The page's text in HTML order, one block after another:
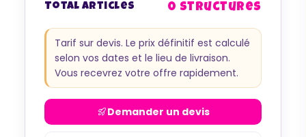
Total articles 0 structures
Tarif sur devis. Le prix définitif est calculé
selon vos dates et le lieu de livraison.
Vous recevrez votre offre rapidement.
Demander un devis
Maurice
Configurateur IA · En ligne